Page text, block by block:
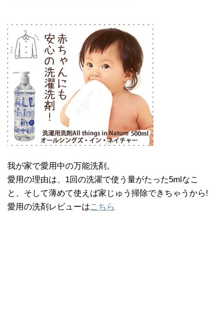
我が家で愛用中の万能洗剤。
愛用の理由は、1回の洗濯で使う量がたった5mlなこ
と、そして薄めて使えば家じゅう掃除できちゃうから!
愛用の洗剤レビューはこちら